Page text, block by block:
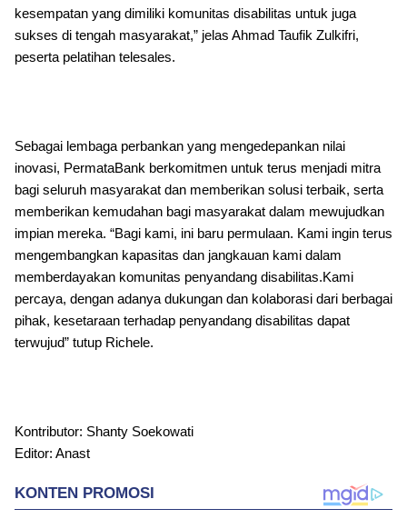
kesempatan yang dimiliki komunitas disabilitas untuk juga
sukses di tengah masyarakat,” jelas Ahmad Taufik Zulkifri,
peserta pelatihan telesales.
Sebagai lembaga perbankan yang mengedepankan nilai
inovasi, PermataBank berkomitmen untuk terus menjadi mitra
bagi seluruh masyarakat dan memberikan solusi terbaik, serta
memberikan kemudahan bagi masyarakat dalam mewujudkan
impian mereka. “Bagi kami, ini baru permulaan. Kami ingin terus
mengembangkan kapasitas dan jangkauan kami dalam
memberdayakan komunitas penyandang disabilitas.Kami
percaya, dengan adanya dukungan dan kolaborasi dari berbagai
pihak, kesetaraan terhadap penyandang disabilitas dapat
terwujud” tutup Richele.
Kontributor: Shanty Soekowati
Editor: Anast